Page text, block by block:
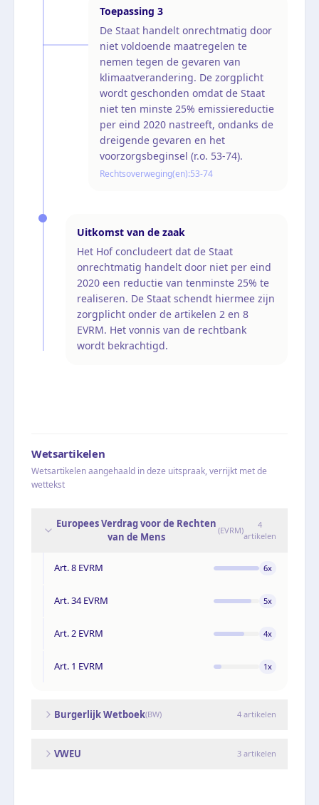
Toepassing 3
De Staat handelt onrechtmatig door
niet voldoende maatregelen te
nemen tegen de gevaren van
klimaatverandering. De zorgplicht
wordt geschonden omdat de Staat
niet ten minste 25% emissiereductie
per eind 2020 nastreeft, ondanks de
dreigende gevaren en het
voorzorgsbeginsel (r.o. 53-74).
Rechtsoverweging(en):53-74
Uitkomst van de zaak
Het Hof concludeert dat de Staat
onrechtmatig handelt door niet per eind
2020 een reductie van tenminste 25% te
realiseren. De Staat schendt hiermee zijn
zorgplicht onder de artikelen 2 en 8
EVRM. Het vonnis van de rechtbank
wordt bekrachtigd.
Wetsartikelen
Wetsartikelen aangehaald in deze uitspraak, verrijkt met de
wettekst
Europees Verdrag voor de Rechten
van de Mens
(EVRM)
4
artikelen
Art. 8 EVRM 6x
Art. 34 EVRM 5x
Art. 2 EVRM 4x
Art. 1 EVRM 1x
Burgerlijk Wetboek(BW) 4 artikelen
VWEU 3 artikelen